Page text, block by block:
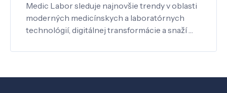
Medic Labor sleduje najnovšie trendy v oblasti
moderných medicínskych a laboratórnych
technológií, digitálnej transformácie a snaží …